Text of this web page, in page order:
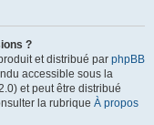
?
et distribué par phpBB
accessible sous la
et peut être distribué
la rubrique À propos